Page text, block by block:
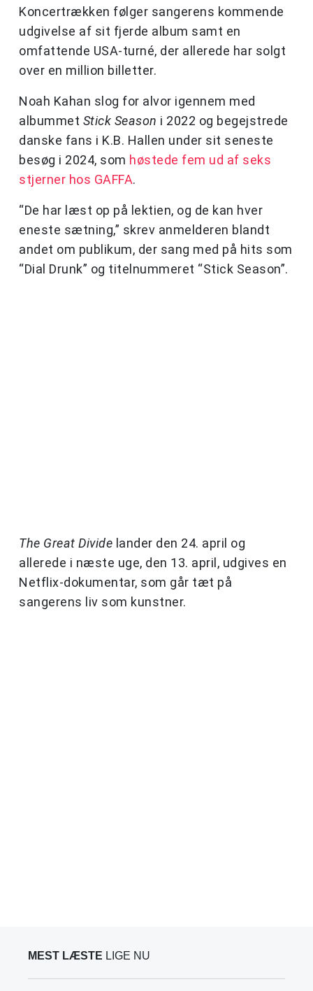
Koncertrækken følger sangerens kommende
udgivelse af sit fjerde album samt en
omfattende USA-turné, der allerede har solgt
over en million billetter.
Noah Kahan slog for alvor igennem med
albummet Stick Season i 2022 og begejstrede
danske fans i K.B. Hallen under sit seneste
besøg i 2024, som høstede fem ud af seks
stjerner hos GAFFA.
“De har læst op på lektien, og de kan hver
eneste sætning,” skrev anmelderen blandt
andet om publikum, der sang med på hits som
“Dial Drunk” og titelnummeret “Stick Season”.
The Great Divide lander den 24. april og
allerede i næste uge, den 13. april, udgives en
Netflix-dokumentar, som går tæt på
sangerens liv som kunstner.
MEST LÆSTE LIGE NU